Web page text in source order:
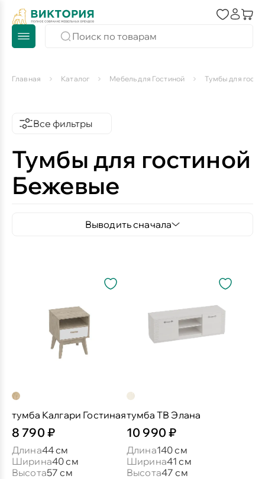
Главная Каталог Мебель для Гостиной Тумбы для
Все фильтры
Тумбы для гостиной
Бежевые
Выводить сначала
тумба Калгари Гостиная
8 790 ₽
Длина44 см
Ширина40 см
Высота57 см
тумба ТВ Элана
10 990 ₽
Длина140 см
Ширина41 см
Высота47 см